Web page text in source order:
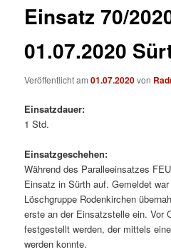
Einsatz 70/
01.07.2020
Veröffentlicht am01.07.2020von
Einsatzdauer:
1 Std.
Einsatzgeschehen:
Während des Paralleeinsatzes
Einsatz in Sürth auf. Gemeldet
Löschgruppe Rodenkirchen
erste an der Einsatzstelle ein. Vor
festgestellt werden, der mittels
werden konnte.